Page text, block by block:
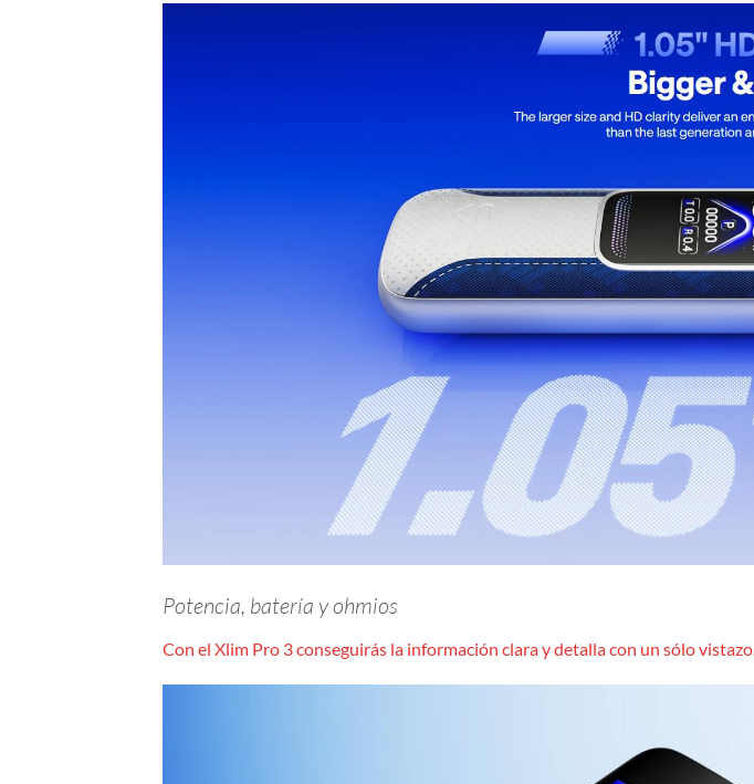
Potencia, batería y ohmios
Con el Xlim Pro 3 conseguirás la información clara y detalla con un sólo vistazo.